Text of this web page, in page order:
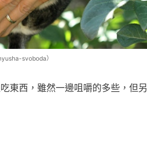
svoboda）
東西，雖然一邊咀嚼的多些，但另